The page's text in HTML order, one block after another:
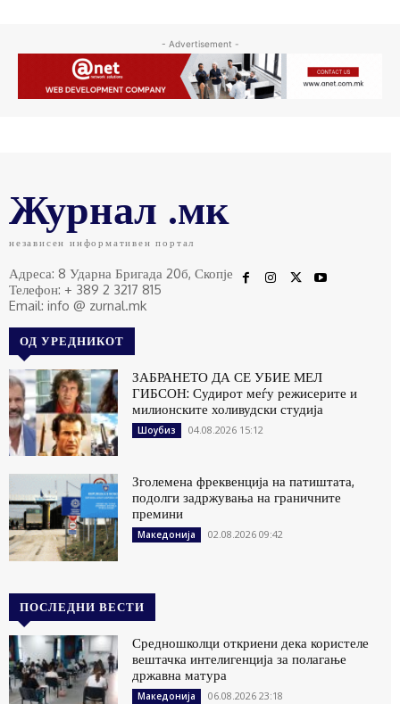
- Advertisement -
Журнал .мк
независен информативен портал
Адреса: 8 Ударна Бригада 20б, Скопје
Телефон: + 389 2 3217 815
Email: info @ zurnal.mk
ОД УРЕДНИКОТ
ЗАБРАНЕТО ДА СЕ УБИЕ МЕЛ
ГИБСОН: Судирот меѓу режисерите и
милионските холивудски студија
Шоубиз 04.08.2026 15:12
Зголемена фреквенција на патиштата,
подолги задржувања на граничните
премини
Македонија 02.08.2026 09:42
ПОСЛЕДНИ ВЕСТИ
Средношколци откриени дека користеле
вештачка интелигенција за полагање
државна матура
Македонија 06.08.2026 23:18